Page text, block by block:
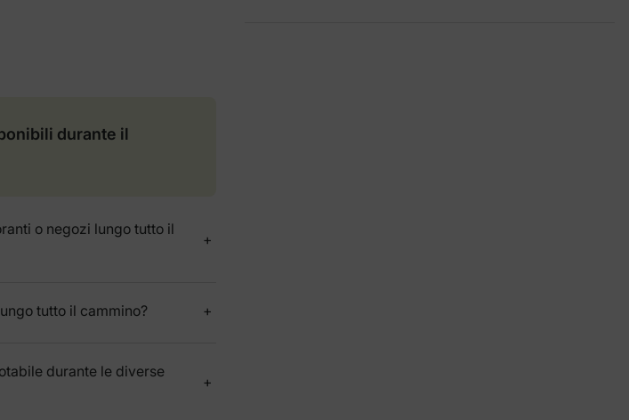
durante il
o negozi lungo tutto il
tutto il cammino?
durante le diverse